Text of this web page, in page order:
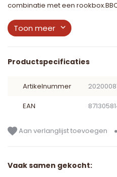
combinatie met een
Toon meer
Productspecificaties
Artikelnummer
EAN
Aan verlanglijst toevoegen
Vaak samen gekocht: